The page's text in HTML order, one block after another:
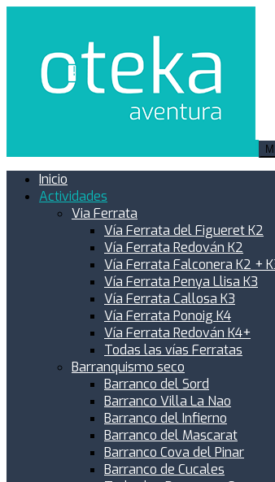
Inicio
Actividades
Via Ferrata
Vía Ferrata del Figueret K2
Vía Ferrata Redován K2
Vía Ferrata Falconera K2 +
Vía Ferrata Penya Llisa K3
Vía Ferrata Callosa K3
Vía Ferrata Ponoig K4
Vía Ferrata Redován K4+
Todas las vías Ferratas
Barranquismo seco
Barranco del Sord
Barranco Villa La Nao
Barranco del Infierno
Barranco del Mascarat
Barranco Cova del Pinar
Barranco de Cucales